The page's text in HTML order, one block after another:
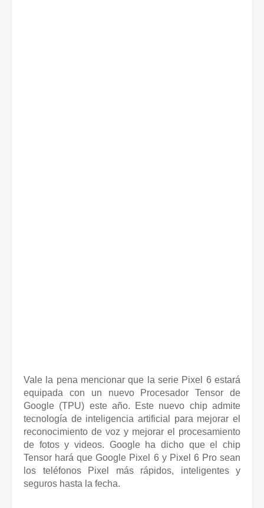
Vale la pena mencionar que la serie Pixel 6 estará
equipada con un nuevo Procesador Tensor de
Google (TPU) este año.
Este nuevo chip admite
tecnología de inteligencia artificial para mejorar el
reconocimiento de voz y mejorar el procesamiento
de fotos y videos. Google ha dicho que el chip
Tensor hará que Google Pixel 6 y Pixel 6 Pro sean
los teléfonos Pixel más rápidos, inteligentes y
seguros hasta la fecha.